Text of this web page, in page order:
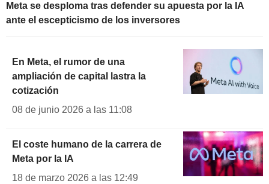
Meta se desploma tras defender su apuesta por la IA
ante el escepticismo de los inversores
En Meta, el rumor de una
ampliación de capital lastra la
cotización
08 de junio 2026 a las 11:08
El coste humano de la carrera de
Meta por la IA
18 de marzo 2026 a las 12:49